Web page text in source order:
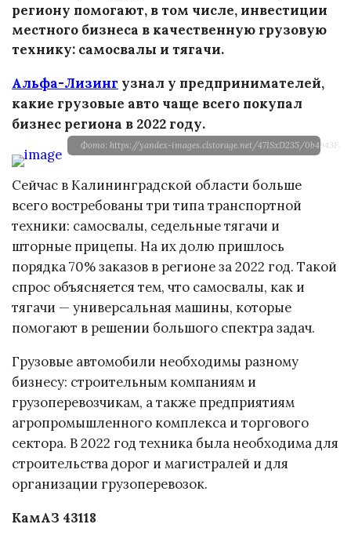
региону помогают, в том числе, инвестиции
местного бизнеса в качественную грузовую
технику: самосвалы и тягачи.
Альфа-Лизинг узнал у предпринимателей,
какие грузовые авто чаще всего покупал
бизнес региона в 2022 году.
Фото: https://yandex-images.clstorage.net/47ISxD235/
Сейчас в Калининградской области больше
всего востребованы три типа транспортной
техники: самосвалы, седельные тягачи и
шторные прицепы. На их долю пришлось
порядка 70% заказов в регионе за 2022 год. Такой
спрос объясняется тем, что самосвалы, как и
тягачи — универсальная машины, которые
помогают в решении большого спектра задач.
Грузовые автомобили необходимы разному
бизнесу: строительным компаниям и
грузоперевозчикам, а также предприятиям
агропромышленного комплекса и торгового
сектора. В 2022 год техника была необходима для
строительства дорог и магистралей и для
организации грузоперевозок.
КамАЗ 43118